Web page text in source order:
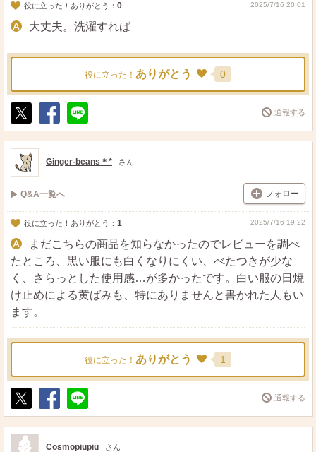
役に立った！ありがとう： 0 2025/7/16 20:01
大丈夫。洗濯すれば
役に立った！ ありがとう 0
ポ
ス
ト
シ
ェ
送
る
通報する
Ginger-beans＊* さん
Q&A一覧へ フォロー
役に立った！ありがとう： 1 2025/7/16 19:22
まだこちらの商品を知らなかったのでレビューを調べ
たところ、黒い服にも白くなりにくい、べたつきが少な
く、さらっとした使用感…が多かったです。白い服の日焼
け止めによる黄ばみも、特にありませんと書かれた人もい
ます。
役に立った！ ありがとう 1
ポ
ス
ト
シ
ェ
送
る
通報する
Cosmopiupiu さん